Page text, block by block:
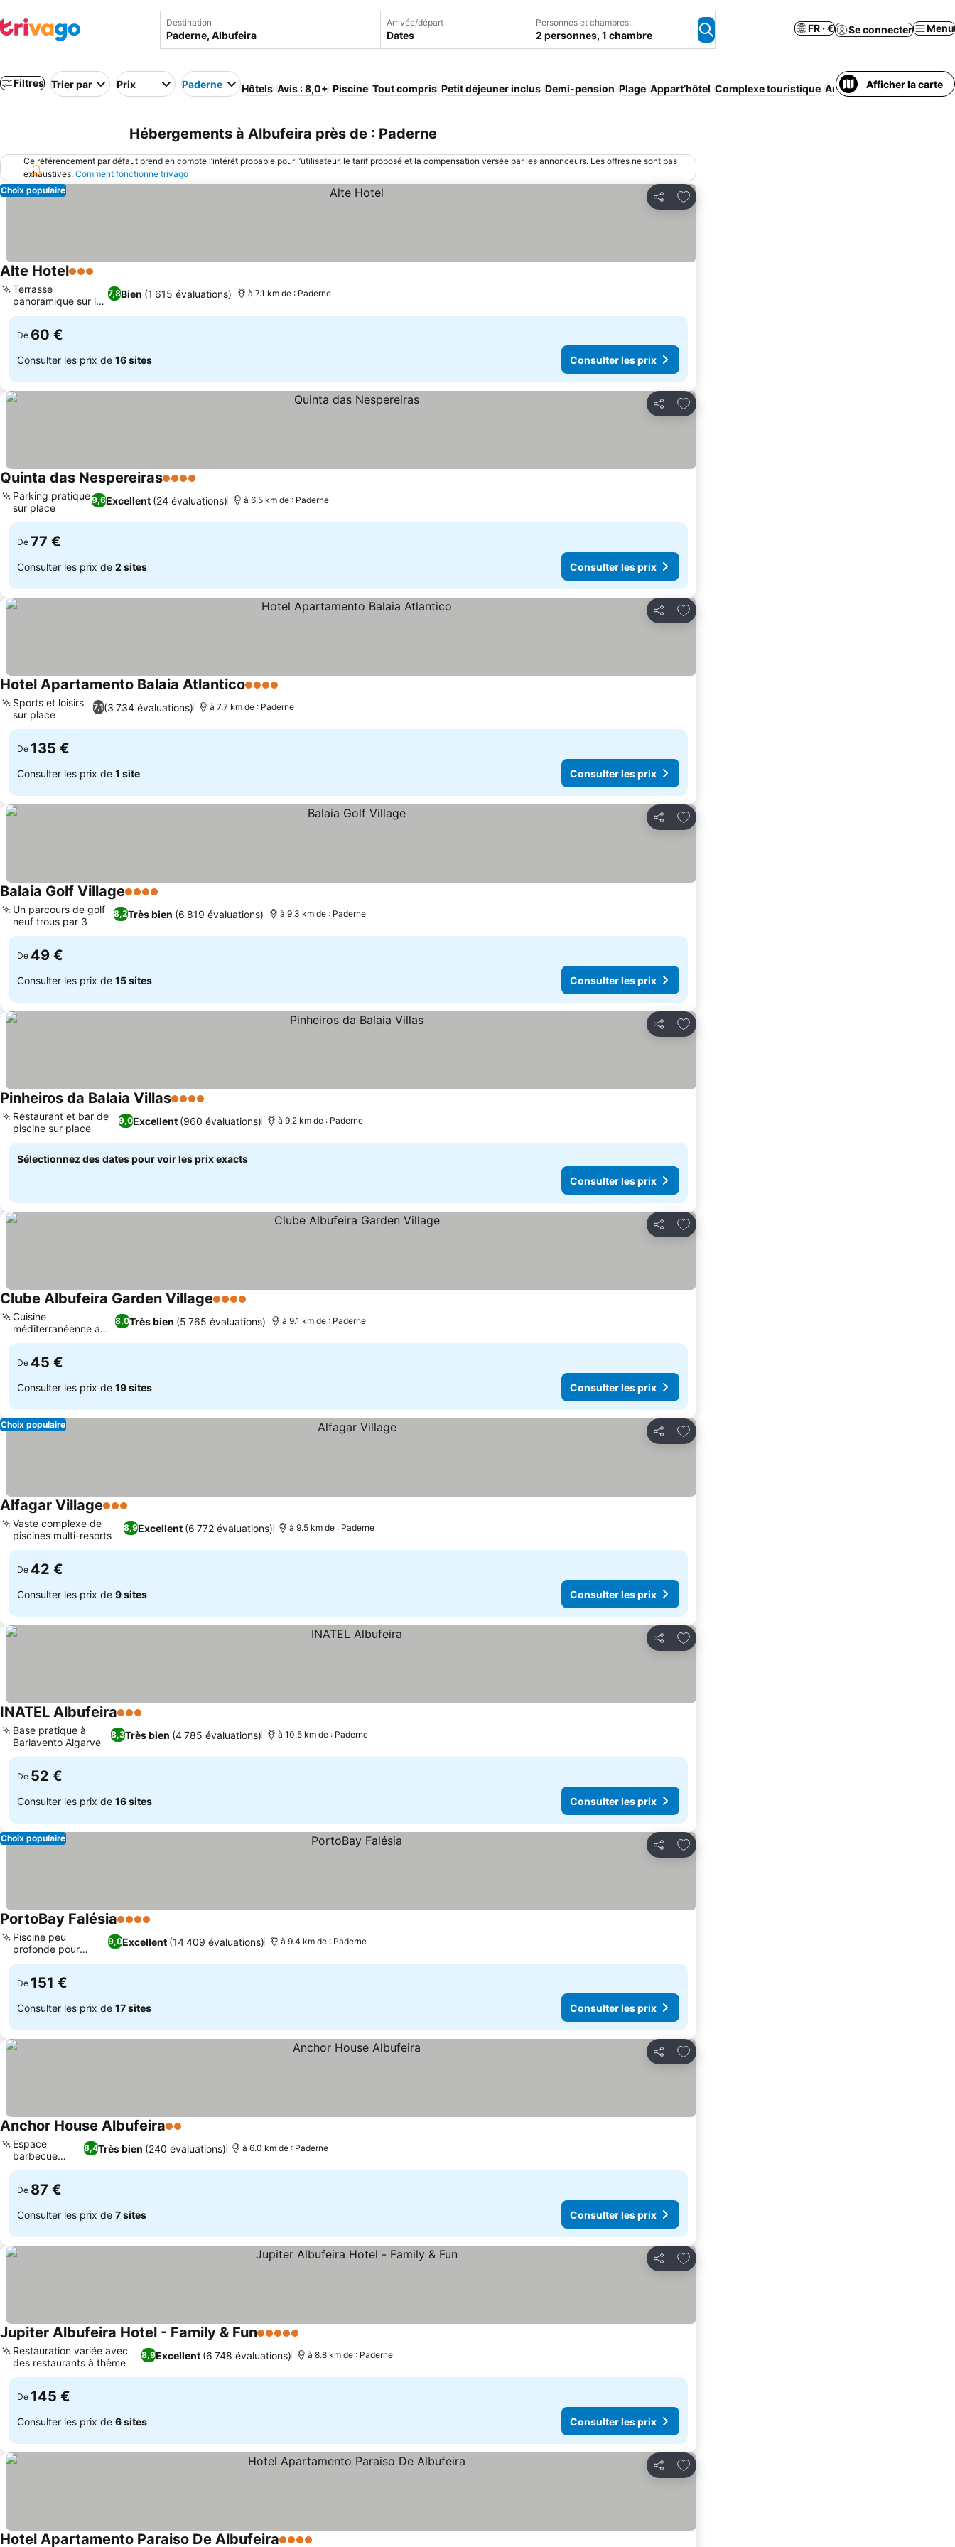
Destination Arrivée/départ
Dates
Personnes et chambres
2 personnes, 1 chambre
FR · € Se connecter Menu
Filtres Trier par Prix Paderne Hôtels Avis : 8,0+ Piscine Tout compris Petit déjeuner inclus Demi-pension Plage Appart’hôtel Complexe touristique Annulation gratuite
Afficher la carte
Hébergements à Albufeira près de : Paderne
Ce référencement par défaut prend en compte l’intérêt probable pour l’utilisateur, le tarif proposé et la compensation versée par les annonceurs. Les offres ne sont pas
exhaustives. Comment fonctionne trivago
Partager
Ajouter à mes favoris
Choix populaire
Alte Hotel3 Étoiles
7,8Bien (1 615 évaluations)
Terrasse
panoramique sur le
toit
à 7.1 km de : Paderne
De 60 €
Consulter les prix de 16 sites Consulter les prix
Partager
Ajouter à mes favoris
Quinta das Nespereiras4 Étoiles
9,6Excellent (24 évaluations)
Parking pratique
sur place
à 6.5 km de : Paderne
De 77 €
Consulter les prix de 2 sites Consulter les prix
Partager
Ajouter à mes favoris
Hotel Apartamento Balaia Atlantico4 Étoiles
7,1(3 734 évaluations)
Sports et loisirs
sur place
à 7.7 km de : Paderne
De 135 €
Consulter les prix de 1 site Consulter les prix
Partager
Ajouter à mes favoris
Balaia Golf Village4 Étoiles
8,2Très bien (6 819 évaluations)
Un parcours de golf
neuf trous par 3
à 9.3 km de : Paderne
De 49 €
Consulter les prix de 15 sites Consulter les prix
Partager
Ajouter à mes favoris
Pinheiros da Balaia Villas4 Étoiles
9,0Excellent (960 évaluations)
Restaurant et bar de
piscine sur place
à 9.2 km de : Paderne
Sélectionnez des dates pour voir les prix exacts
Consulter les prix
Partager
Ajouter à mes favoris
Clube Albufeira Garden Village4 Étoiles
8,0Très bien (5 765 évaluations)
Cuisine
méditerranéenne à
Casa Azul
à 9.1 km de : Paderne
De 45 €
Consulter les prix de 19 sites Consulter les prix
Partager
Ajouter à mes favoris
Choix populaire
Alfagar Village3 Étoiles
8,9Excellent (6 772 évaluations)
Vaste complexe de
piscines multi-resorts
à 9.5 km de : Paderne
De 42 €
Consulter les prix de 9 sites Consulter les prix
Partager
Ajouter à mes favoris
INATEL Albufeira3 Étoiles
8,3Très bien (4 785 évaluations)
Base pratique à
Barlavento Algarve
à 10.5 km de : Paderne
De 52 €
Consulter les prix de 16 sites Consulter les prix
Partager
Ajouter à mes favoris
Choix populaire
PortoBay Falésia4 Étoiles
9,0Excellent (14 409 évaluations)
Piscine peu
profonde pour
enfants
à 9.4 km de : Paderne
De 151 €
Consulter les prix de 17 sites Consulter les prix
Partager
Ajouter à mes favoris
Anchor House Albufeira2 Étoiles
8,4Très bien (240 évaluations)
Espace
barbecue
dédié
à 6.0 km de : Paderne
De 87 €
Consulter les prix de 7 sites Consulter les prix
Partager
Ajouter à mes favoris
Jupiter Albufeira Hotel - Family & Fun5 Étoiles
8,9Excellent (6 748 évaluations)
Restauration variée avec
des restaurants à thème
à 8.8 km de : Paderne
De 145 €
Consulter les prix de 6 sites Consulter les prix
Partager
Ajouter à mes favoris
Hotel Apartamento Paraiso De Albufeira